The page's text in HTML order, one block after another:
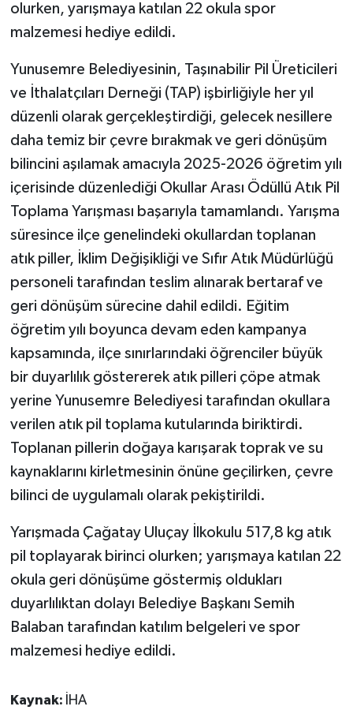
olurken, yarışmaya katılan 22 okula spor
malzemesi hediye edildi.
Yunusemre Belediyesinin, Taşınabilir Pil Üreticileri
ve İthalatçıları Derneği (TAP) işbirliğiyle her yıl
düzenli olarak gerçekleştirdiği, gelecek nesillere
daha temiz bir çevre bırakmak ve geri dönüşüm
bilincini aşılamak amacıyla 2025-2026 öğretim yılı
içerisinde düzenlediği Okullar Arası Ödüllü Atık Pil
Toplama Yarışması başarıyla tamamlandı. Yarışma
süresince ilçe genelindeki okullardan toplanan
atık piller, İklim Değişikliği ve Sıfır Atık Müdürlüğü
personeli tarafından teslim alınarak bertaraf ve
geri dönüşüm sürecine dahil edildi. Eğitim
öğretim yılı boyunca devam eden kampanya
kapsamında, ilçe sınırlarındaki öğrenciler büyük
bir duyarlılık göstererek atık pilleri çöpe atmak
yerine Yunusemre Belediyesi tarafından okullara
verilen atık pil toplama kutularında biriktirdi.
Toplanan pillerin doğaya karışarak toprak ve su
kaynaklarını kirletmesinin önüne geçilirken, çevre
bilinci de uygulamalı olarak pekiştirildi.
Yarışmada Çağatay Uluçay İlkokulu 517,8 kg atık
pil toplayarak birinci olurken; yarışmaya katılan 22
okula geri dönüşüme göstermiş oldukları
duyarlılıktan dolayı Belediye Başkanı Semih
Balaban tarafından katılım belgeleri ve spor
malzemesi hediye edildi.
Kaynak: İHA